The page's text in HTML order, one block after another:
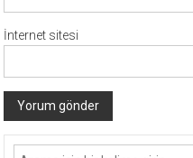
İnternet sitesi